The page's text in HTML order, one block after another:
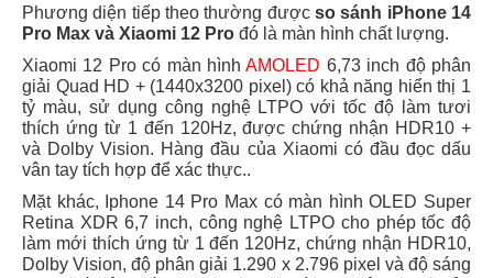
Phương diện tiếp theo thường được so sánh iPhone 14
Pro Max và Xiaomi 12 Pro đó là màn hình chất lượng.
Xiaomi 12 Pro có màn hìnhAMOLED 6,73 inch độ phân
giải Quad HD + (1440x3200 pixel) có khả năng hiển thị 1
tỷ màu, sử dụng công nghệ LTPO với tốc độ làm tươi
thích ứng từ 1 đến 120Hz, được chứng nhận HDR10 +
và Dolby Vision. Hàng đầu của Xiaomi có đầu đọc dấu
vân tay tích hợp để xác thực..
Mặt khác, Iphone 14 Pro Max có màn hình OLED Super
Retina XDR 6,7 inch, công nghệ LTPO cho phép tốc độ
làm mới thích ứng từ 1 đến 120Hz, chứng nhận HDR10,
Dolby Vision, độ phân giải 1.290 x 2.796 pixel và độ sáng